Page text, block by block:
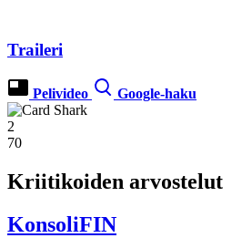
Traileri
Pelivideo Google-haku
2
70
Kriitikoiden arvostelut
KonsoliFIN